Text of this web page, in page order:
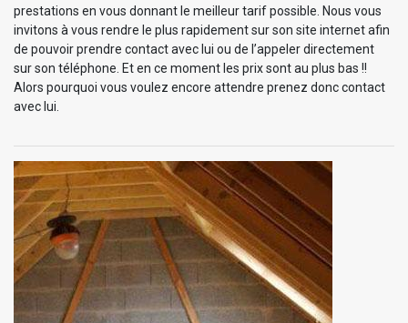
prestations en vous donnant le meilleur tarif possible. Nous vous
invitons à vous rendre le plus rapidement sur son site internet afin
de pouvoir prendre contact avec lui ou de l’appeler directement
sur son téléphone. Et en ce moment les prix sont au plus bas !!
Alors pourquoi vous voulez encore attendre prenez donc contact
avec lui.